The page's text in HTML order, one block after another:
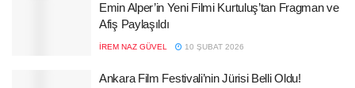
Emin Alper’in Yeni Filmi Kurtuluş’tan Fragman ve
Afiş Paylaşıldı
İREM NAZ GÜVEL 10 ŞUBAT 2026
Ankara Film Festivali’nin Jürisi Belli Oldu!